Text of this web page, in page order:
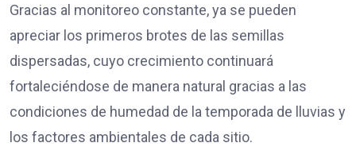
Gracias al monitoreo constante, ya se pueden
apreciar los primeros brotes de las semillas
dispersadas, cuyo crecimiento continuará
fortaleciéndose de manera natural gracias a las
condiciones de humedad de la temporada de lluvias y
los factores ambientales de cada sitio.